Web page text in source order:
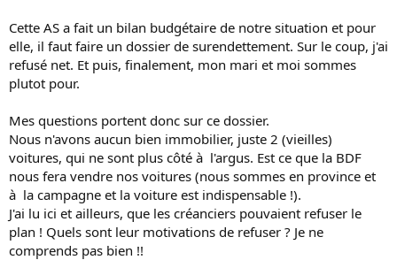
Cette AS a fait un bilan budgétaire de notre situation et pour
elle, il faut faire un dossier de surendettement. Sur le coup, j'ai
refusé net. Et puis, finalement, mon mari et moi sommes
plutot pour.
Mes questions portent donc sur ce dossier.
Nous n'avons aucun bien immobilier, juste 2 (vieilles)
voitures, qui ne sont plus côté à l'argus. Est ce que la BDF
nous fera vendre nos voitures (nous sommes en province et
à la campagne et la voiture est indispensable !).
J'ai lu ici et ailleurs, que les créanciers pouvaient refuser le
plan ! Quels sont leur motivations de refuser ? Je ne
comprends pas bien !!